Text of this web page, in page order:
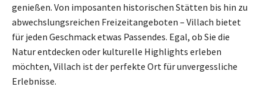
genießen. Von imposanten historischen Stätten bis hin zu
abwechslungsreichen Freizeitangeboten – Villach bietet
für jeden Geschmack etwas Passendes. Egal, ob Sie die
Natur entdecken oder kulturelle Highlights erleben
möchten, Villach ist der perfekte Ort für unvergessliche
Erlebnisse.